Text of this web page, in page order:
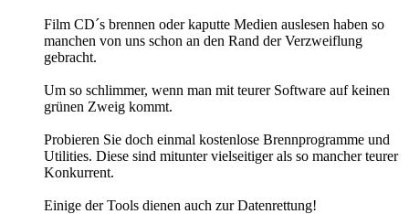
Film CD´s brennen oder kaputte Medien auslesen haben so
manchen von uns schon an den Rand der Verzweiflung
gebracht.
Um so schlimmer, wenn man mit teurer Software auf keinen
grünen Zweig kommt.
Probieren Sie doch einmal kostenlose Brennprogramme und
Utilities. Diese sind mitunter vielseitiger als so mancher teurer
Konkurrent.
Einige der Tools dienen auch zur Datenrettung!